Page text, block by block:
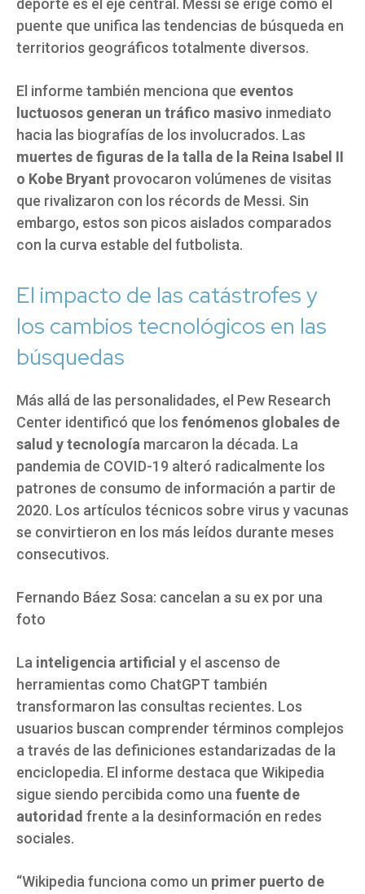
deporte es el eje central. Messi se erige como el
puente que unifica las tendencias de búsqueda en
territorios geográficos totalmente diversos.
El informe también menciona que eventos
luctuosos generan un tráfico masivo inmediato
hacia las biografías de los involucrados. Las
muertes de figuras de la talla de la Reina Isabel II
o Kobe Bryant provocaron volúmenes de visitas
que rivalizaron con los récords de Messi. Sin
embargo, estos son picos aislados comparados
con la curva estable del futbolista.
El impacto de las catástrofes y
los cambios tecnológicos en las
búsquedas
Más allá de las personalidades, el Pew Research
Center identificó que los fenómenos globales de
salud y tecnología marcaron la década. La
pandemia de COVID-19 alteró radicalmente los
patrones de consumo de información a partir de
2020. Los artículos técnicos sobre virus y vacunas
se convirtieron en los más leídos durante meses
consecutivos.
Fernando Báez Sosa: cancelan a su ex por una
foto
La inteligencia artificial y el ascenso de
herramientas como ChatGPT también
transformaron las consultas recientes. Los
usuarios buscan comprender términos complejos
a través de las definiciones estandarizadas de la
enciclopedia. El informe destaca que Wikipedia
sigue siendo percibida como unafuente de
autoridad frente a la desinformación en redes
sociales.
“Wikipedia funciona como un primer puerto de